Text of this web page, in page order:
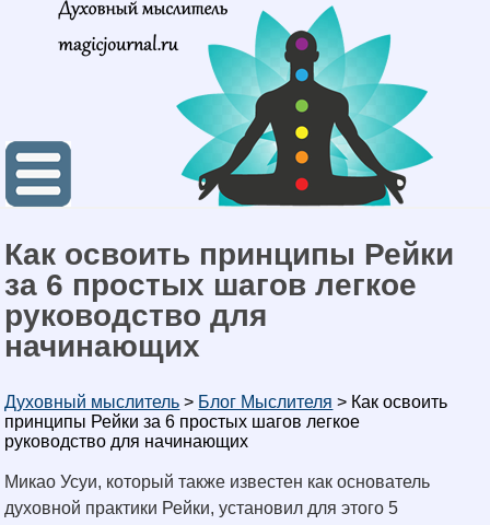
Как освоить принципы Рейки
за 6 простых шагов легкое
руководство для
начинающих
Духовный мыслитель > Блог Мыслителя > Как освоить
принципы Рейки за 6 простых шагов легкое
руководство для начинающих
Микао Усуи, который также известен как основатель
духовной практики Рейки, установил для этого 5